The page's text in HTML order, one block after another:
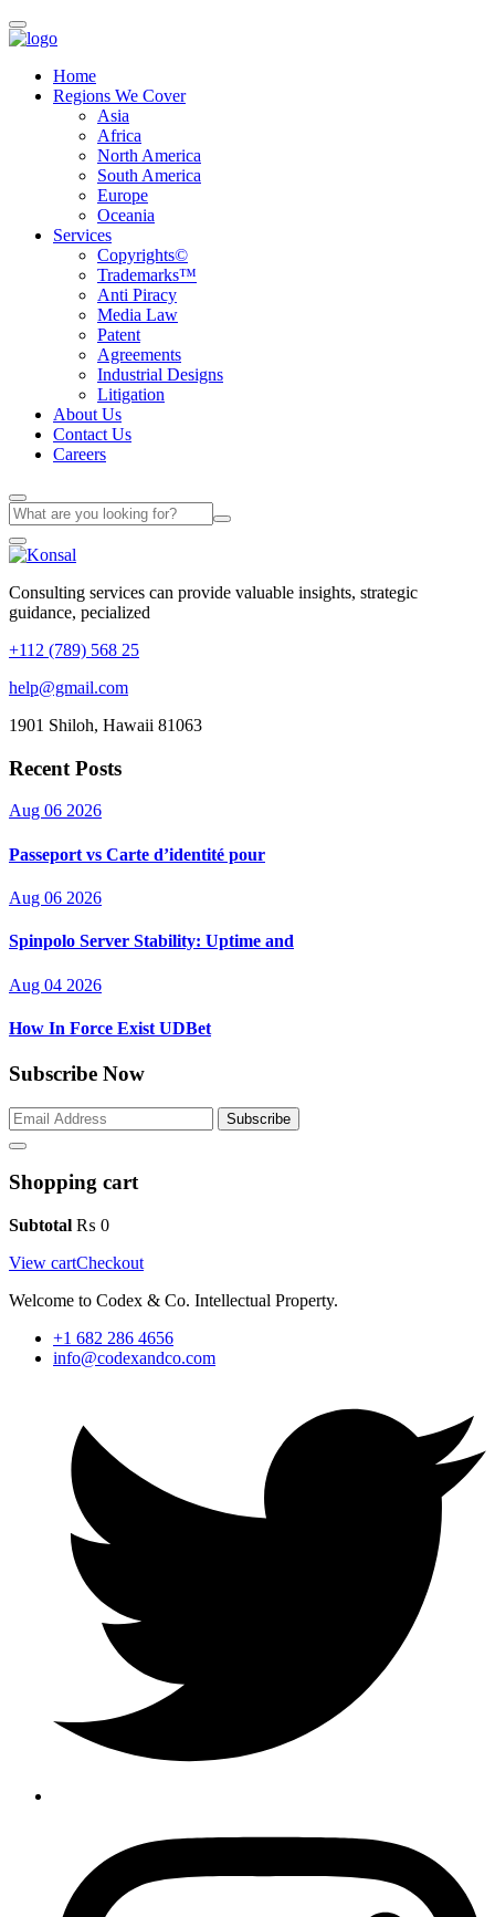
Home
Regions We Cover
Asia
Africa
North America
South America
Europe
Oceania
Services
Copyrights©
Trademarks™
Anti Piracy
Media Law
Patent
Agreements
Industrial Designs
Litigation
About Us
Contact Us
Careers
Consulting services can provide valuable insights, strategic
guidance, pecialized
+112 (789) 568 25
help@gmail.com
1901 Shiloh, Hawaii 81063
Recent Posts
Aug 06 2026
Passeport vs Carte d’identité pour
Aug 06 2026
Spinpolo Server Stability: Uptime and
Aug 04 2026
How In Force Exist UDBet
Subscribe Now
Subscribe
Shopping cart
Subtotal ₨ 0
View cartCheckout
Welcome to Codex & Co. Intellectual Property.
+1 682 286 4656
info@codexandco.com